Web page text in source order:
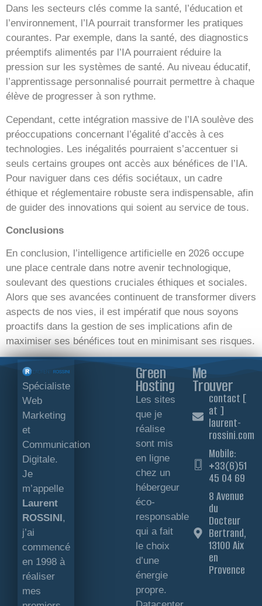
Dans les secteurs clés comme la santé, l’éducation et
l’environnement, l’IA pourrait transformer les pratiques
courantes. Par exemple, dans la santé, des diagnostics
préemptifs alimentés par l’IA pourraient réduire la
pression sur les systèmes de santé. Au niveau éducatif,
l’apprentissage personnalisé pourrait permettre à chaque
élève de progresser à son rythme.
Cependant, cette intégration massive de l’IA soulève des
préoccupations concernant l’égalité d’accès à ces
technologies. Les inégalités pourraient s’accentuer si
seuls certains groupes ont accès aux bénéfices de l’IA.
Pour naviguer dans ces défis sociétaux, un cadre
éthique et réglementaire robuste sera indispensable, afin
de guider des innovations qui soient au service de tous.
Conclusions
En conclusion, l’intelligence artificielle en 2026 occupe
une place centrale dans notre avenir technologique,
soulevant des questions cruciales éthiques et sociales.
Alors que ses avancées continuent de transformer divers
aspects de nos vies, il est impératif que nous soyons
proactifs dans la gestion de ses implications afin de
maximiser ses bénéfices tout en minimisant ses risques.
Spécialiste
Web
Marketing
et
Communication
Digitale.
Je
m’appelle
Laurent
ROSSINI,
j’ai
commencé
en 1998 à
réaliser
mes
Green
Hosting
Les sites
que je
réalise
sont mis
en ligne
chez un
hébergeur
éco-
responsable
qui a fait
le choix
d’une
énergie
propre.
Me
Trouver
contact [
at ]
laurent-
rossini.com
Mobile:
+33(6)51
45 04 69
8 Avenue
du
Docteur
Bertrand,
13100 Aix
en
Provence